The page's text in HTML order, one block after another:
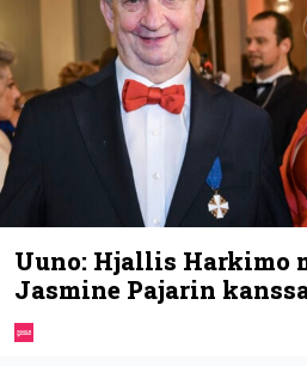
Uuno: Hjallis Harkimo
Jasmine Pajarin